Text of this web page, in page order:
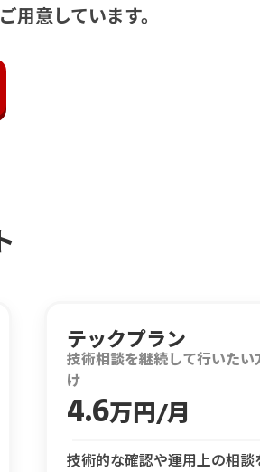
意しています。
テックプラン
技術相談を継続して行いたい
け
4.6万円/月
技術的な確認や運用上の相談